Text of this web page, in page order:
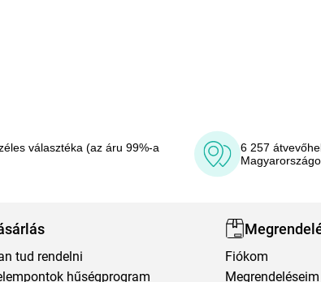
választéka (az áru 99%-a
6 257
tud rendelni
hűségprogram
Fiókom
Megrendeléseim